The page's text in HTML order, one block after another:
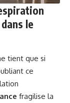
le
tient que si
ce
fragilise la